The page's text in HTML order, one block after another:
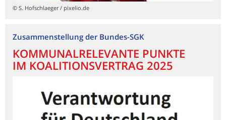
© S. Hofschlaeger / pixelio.de
Zusammenstellung der Bundes-SGK
KOMMUNALRELEVANTE PUNKTE
IM KOALITIONSVERTRAG 2025